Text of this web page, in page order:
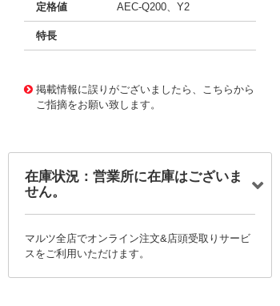
定格値 AEC-Q200、Y2
特長
掲載情報に誤りがございましたら、こちらから
ご指摘をお願い致します。
在庫状況：営業所に在庫はございま
せん。
マルツ全店でオンライン注文&店頭受取りサービ
スをご利用いただけます。